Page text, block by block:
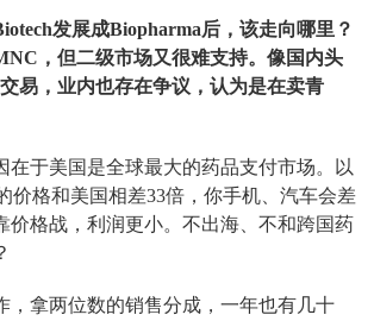
发展成Biopharma后，该走向哪里？
，但二级市场又很难支持。像国内头
易，业内也存在争议，认为是在卖青
在于美国是全球最大的药品支付市场。以
价格和美国相差33倍，你手机、汽车会差
价格战，利润更小。不出海、不和跨国药
，拿两位数的销售分成，一年也有几十